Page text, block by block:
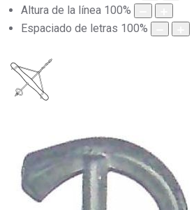
Altura de la línea 100%
Espaciado de letras 100%